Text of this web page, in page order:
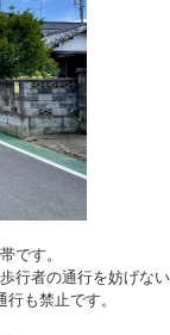
です。
行者の通行を妨げな
も禁止です。